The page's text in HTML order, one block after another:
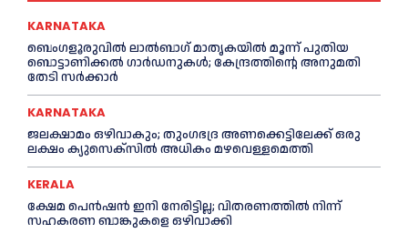
KARNATAKA
ബെംഗളൂരുവിൽ ലാൽബാഗ് മാതൃകയിൽ മൂന്ന് പുതിയ
ബൊട്ടാണിക്കൽ ഗാർഡനുകൾ; കേന്ദ്രത്തിന്റെ അനുമതി
തേടി സർക്കാർ
KARNATAKA
ജലക്ഷാമം ഒഴിവാകും; തുംഗഭദ്ര അണക്കെട്ടിലേക്ക് ഒരു
ലക്ഷം ക്യുസെക്സില്‍ അധികം മഴവെള്ളമെത്തി
KERALA
ക്ഷേമ പെൻഷൻ ഇനി നേരിട്ടില്ല; വിതരണത്തിൽ നിന്ന്
സഹകരണ ബാങ്കുകളെ ഒഴിവാക്കി